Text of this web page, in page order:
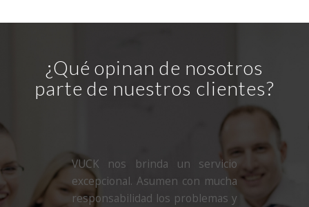
¿Qué opinan de nosotros
parte de nuestros clientes?
VUCK nos brinda un servicio
excepcional. Asumen con mucha
responsabilidad los problemas y